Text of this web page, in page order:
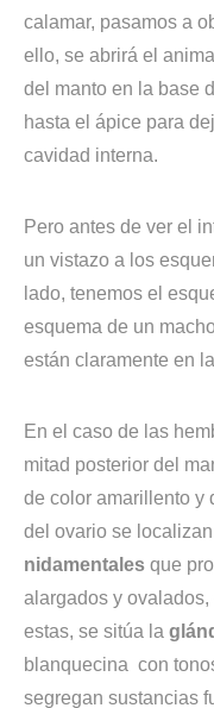
calamar, pasamos a
ello, se abrirá el
del manto en la base
hasta el ápice para
cavidad interna.
Pero antes de ver el
un vistazo a los
lado, tenemos el
esquema de un
están claramente en
En el caso de las
mitad posterior del
de color amarillento y
del ovario se
nidamentales que
alargados y
estas, se sitúa la
blanquecina con
segregan sustancias